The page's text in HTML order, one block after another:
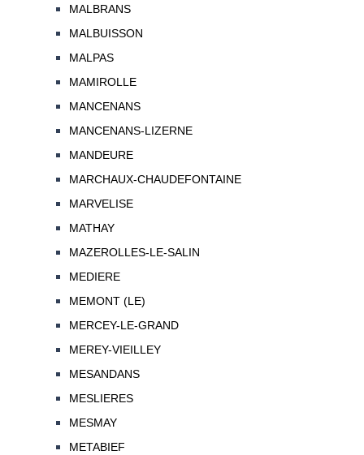
MALBRANS
MALBUISSON
MALPAS
MAMIROLLE
MANCENANS
MANCENANS-LIZERNE
MANDEURE
MARCHAUX-CHAUDEFONTAINE
MARVELISE
MATHAY
MAZEROLLES-LE-SALIN
MEDIERE
MEMONT (LE)
MERCEY-LE-GRAND
MEREY-VIEILLEY
MESANDANS
MESLIERES
MESMAY
METABIEF